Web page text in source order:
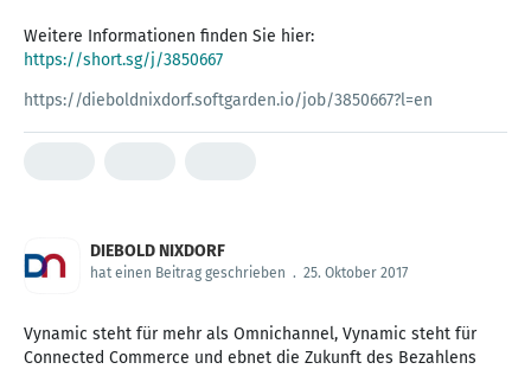
Weitere Informationen finden Sie hier:
https://short.sg/j/3850667
https://dieboldnixdorf.softgarden.io/job/3850667?l=en
DIEBOLD NIXDORF
hat einen Beitrag geschrieben . 25. Oktober 2017
Vynamic steht für mehr als Omnichannel, Vynamic steht für
Connected Commerce und ebnet die Zukunft des Bezahlens